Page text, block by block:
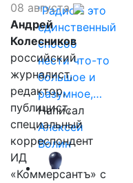
"Радио - это
единственный
способ
нести что-то
большое и
разумное,…
Написал
Алексей
Волин
08 августа
Андрей
Колесников
российский
журналист,
редактор,
публицист,
специальный
корреспондент
ИД
«Коммерсантъ» с